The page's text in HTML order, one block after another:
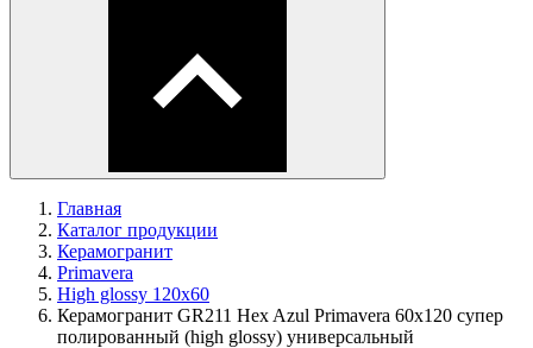
Главная
Каталог продукции
Керамогранит
Primavera
High glossy 120х60
Керамогранит GR211 Hex Azul Primavera 60x120 супер
полированный (high glossy) универсальный